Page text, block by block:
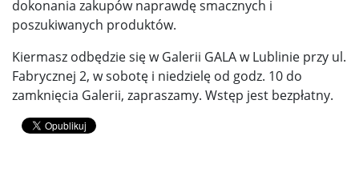
dokonania zakupów naprawdę smacznych i
poszukiwanych produktów.
Kiermasz odbędzie się w Galerii GALA w Lublinie przy ul.
Fabrycznej 2, w sobotę i niedzielę od godz. 10 do
zamknięcia Galerii, zapraszamy. Wstęp jest bezpłatny.